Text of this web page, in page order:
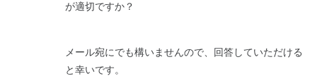
が適切ですか？
メール宛にでも構いませんので、回答していただける
と幸いです。